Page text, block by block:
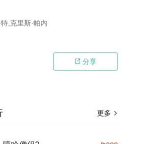
,克里斯·帕内
 分享
更多 